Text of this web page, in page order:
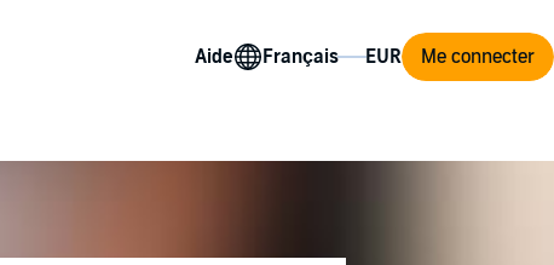
Aide Me connecter